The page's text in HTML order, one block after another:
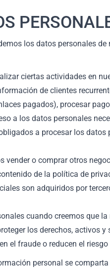
los datos personales
ciertas actividades en
de clientes
pagados), procesar
a los datos personales
a procesar los
o comprar otros
de la política de
son adquiridos por
cuando creemos que
los derechos, activos
el fraude o reducen el riesgo
personal se